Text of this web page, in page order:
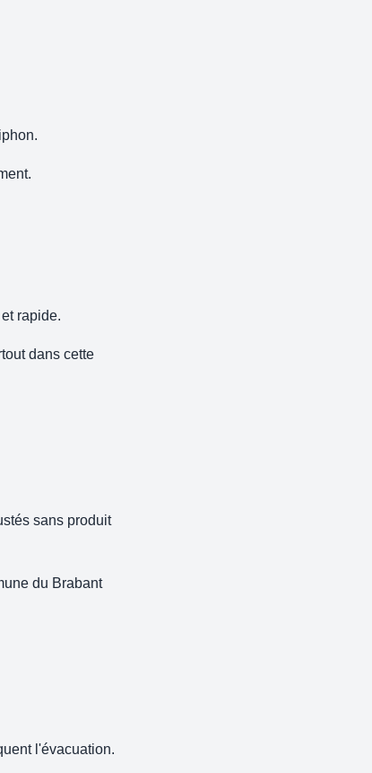
rapide.
dans cette
sans produit
du Brabant
l'évacuation.